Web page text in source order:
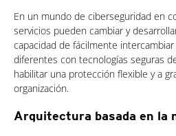
En un mundo de ciberseguridad en
servicios pueden cambiar y
capacidad de fácilmente
diferentes con tecnologías seguras
habilitar una protección flexible y a
organización.
Arquitectura basada en la